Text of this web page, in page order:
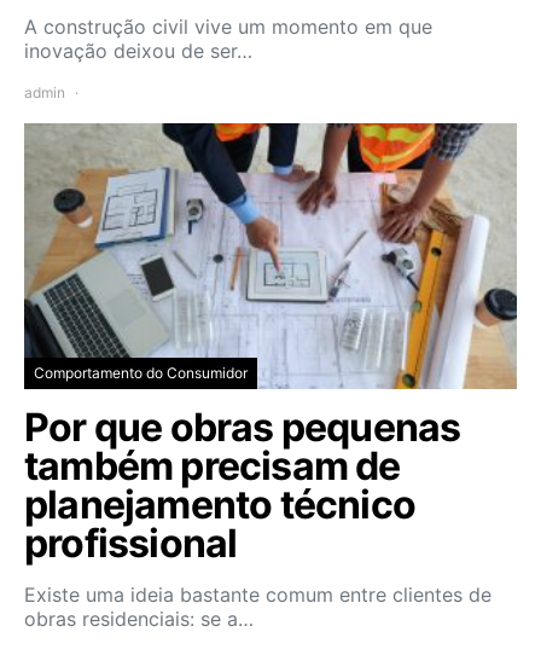
A construção civil vive um momento em que
inovação deixou de ser…
admin
Comportamento do Consumidor
Por que obras pequenas
também precisam de
planejamento técnico
profissional
Existe uma ideia bastante comum entre clientes de
obras residenciais: se a…